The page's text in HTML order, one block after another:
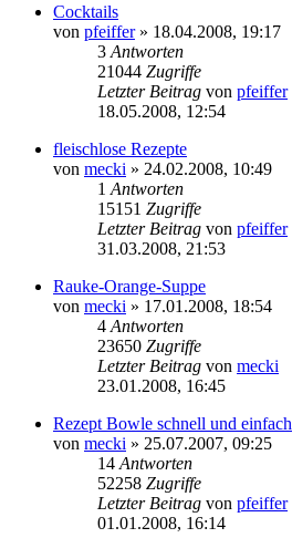
Cocktails
von pfeiffer» 18.04.2008, 19:17
3 Antworten
21044 Zugriffe
Letzter Beitrag von pfeiffer
18.05.2008, 12:54
fleischlose Rezepte
von mecki » 24.02.2008, 10:49
1 Antworten
15151 Zugriffe
Letzter Beitrag von pfeiffer
31.03.2008, 21:53
Rauke-Orange-Suppe
von mecki » 17.01.2008, 18:54
4 Antworten
23650 Zugriffe
Letzter Beitrag von mecki
23.01.2008, 16:45
Rezept Bowle schnell und einfach
von mecki » 25.07.2007, 09:25
14 Antworten
52258 Zugriffe
Letzter Beitrag von pfeiffer
01.01.2008, 16:14